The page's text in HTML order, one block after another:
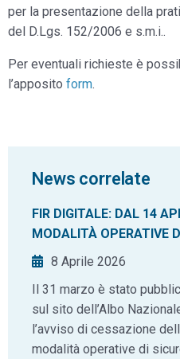
per la presentazione della
del D.Lgs. 152/2006 e s.m.i..
Per eventuali richieste è
l’apposito form.
News correlate
FIR DIGITALE: DAL 14
MODALITÀ OPERATIVE
8 Aprile 2026
Il 31 marzo è stato
sul sito dell’Albo
l’avviso di cessazione
modalità operative di